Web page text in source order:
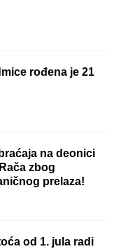
rođena je 21
na deonici
zbog
prelaza!
od 1. jula radi